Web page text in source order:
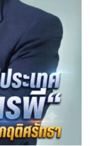
ขยะ
เป็นก
บุญ